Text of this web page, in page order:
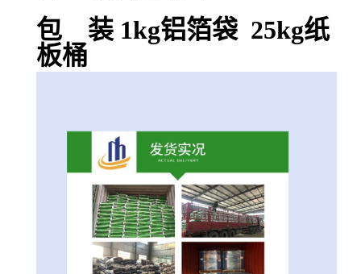
包 装 1kg铝箔袋 25kg纸
板桶